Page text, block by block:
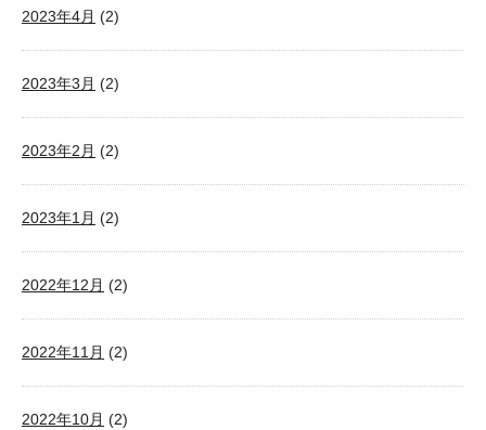
2023年4月 (2)
2023年3月 (2)
2023年2月 (2)
2023年1月 (2)
2022年12月 (2)
2022年11月 (2)
2022年10月 (2)